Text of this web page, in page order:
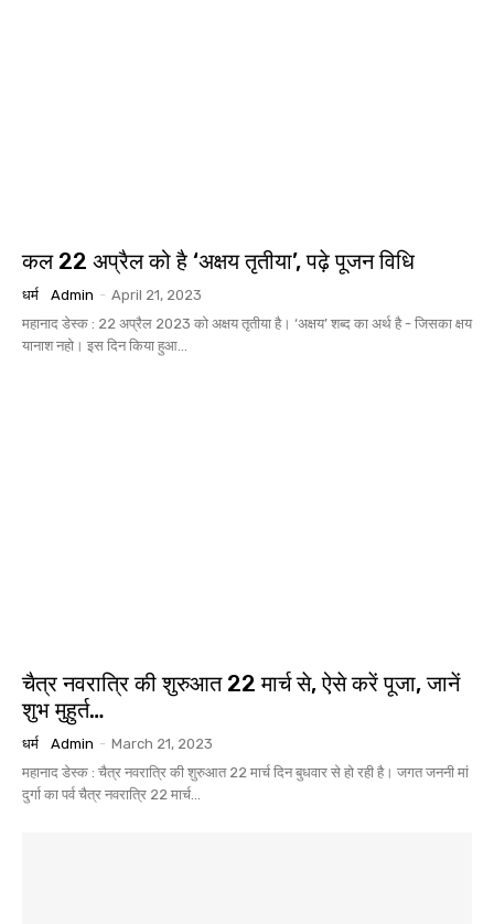
कल 22 अप्रैल को है ‘अक्षय तृतीया’, पढ़े पूजन विधि
धर्म Admin - April 21, 2023
महानाद डेस्क : 22 अप्रैल 2023 को अक्षय तृतीया है। ‘अक्षय’ शब्द का अर्थ है - जिसका क्षय
यानाश नहो। इस दिन किया हुआ...
चैत्र नवरात्रि की शुरुआत 22 मार्च से, ऐसे करें पूजा, जानें
शुभ मुहुर्त…
धर्म Admin - March 21, 2023
महानाद डेस्क : चैत्र नवरात्रि की शुरुआत 22 मार्च दिन बुधवार से हो रही है। जगत जननी मां
दुर्गा का पर्व चैत्र नवरात्रि 22 मार्च...